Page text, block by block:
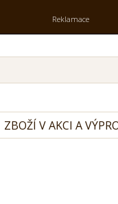
Reklamace
ZBOŽÍ V AKCI A